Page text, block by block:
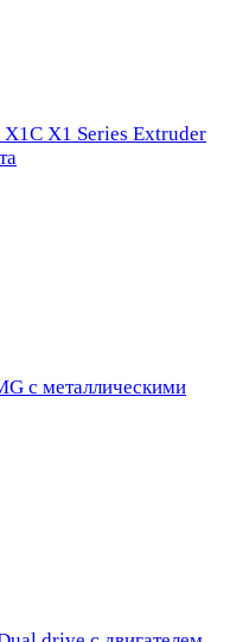
X1C X1 Series Extruder
с металлическими